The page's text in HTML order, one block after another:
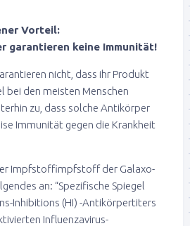
Vorteil:
garantieren keine Immunität!
nicht, dass ihr Produkt
bei den meisten Menschen
zu, dass solche Antikörper
Immunität gegen die Krankheit
Impfstoffimpfstoff der Galaxo-
an: “Spezifische Spiegel
Inhibitions (HI) -Antikörpertiters
Influenzavirus-